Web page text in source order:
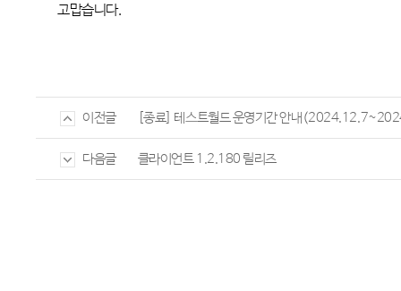
고맙습니다.
이전글 [종료] 테스트월드 운영기간 안내
다음글 클라이언트 1.2.180 릴리즈